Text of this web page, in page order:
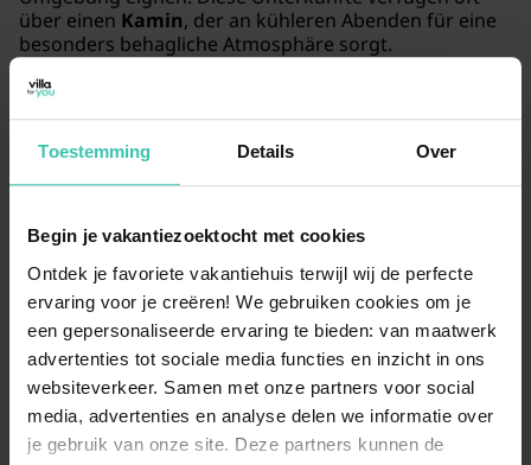
Toestemming Details Over
Begin je vakantiezoektocht met cookies
Ontdek je favoriete vakantiehuis terwijl wij de perfecte
ervaring voor je creëren! We gebruiken cookies om je
een gepersonaliseerde ervaring te bieden: van maatwerk
advertenties tot sociale media functies en inzicht in ons
websiteverkeer. Samen met onze partners voor social
media, advertenties en analyse delen we informatie over
je gebruik van onze site. Deze partners kunnen de
über einen Kamin, der an kühleren Abenden für eine
besonders behagliche Atmosphäre sorgt.
Gibt es Ferienhäuser mit Wellness-
La Villedieu ein Ferienhaus mit privatem Jacuzzi
perfekte Möglichkeit, nach einem Tag in der Natur zur
Ruhe zu kommen.
Ist ein Urlaub mit Hund in La Villedieu
möglich?